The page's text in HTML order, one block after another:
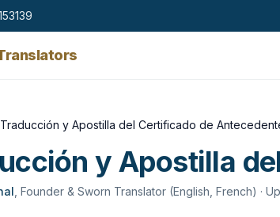
Traducción y Apostilla del Certificado de
y Apostilla
Founder & Sworn Translator (English, French) ·